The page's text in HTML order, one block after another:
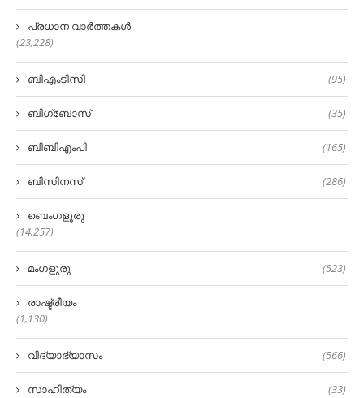
പ്രധാന വാർത്തകൾ
(23,228)
ബിഎംടിസി (95)
ബിഗ്‌ബോസ് (35)
ബിബിഎംപി (165)
ബിസിനസ് (286)
ബെംഗളൂരു
(14,257)
മംഗളുരു (523)
രാഷ്ട്രീയം
(1,130)
വിദ്യാഭ്യാസം (566)
സാഹിത്യം (33)